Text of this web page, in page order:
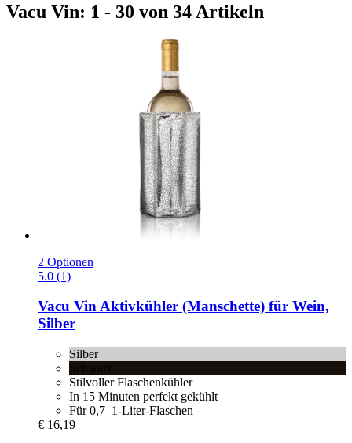
Vacu Vin: 1 - 30 von 34 Artikeln
2 Optionen
5.0 (1)
Vacu VinAktivkühler (Manschette) für Wein,
Silber
Silber
Stilvoller Flaschenkühler
In 15 Minuten perfekt gekühlt
Für 0,7–1-Liter-Flaschen
€ 16,19